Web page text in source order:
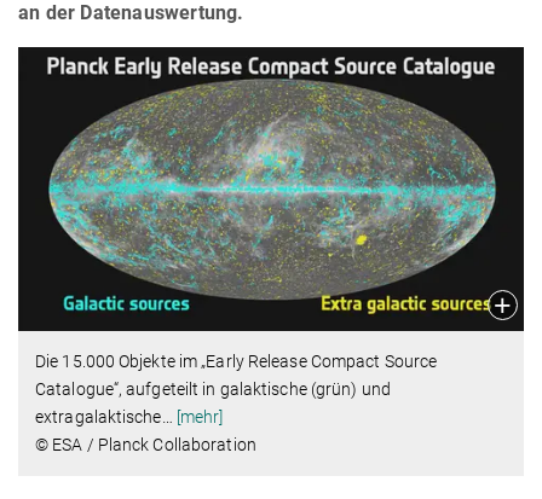
an der Datenauswertung.
Die 15.000 Objekte im „Early Release Compact Source
Catalogue“, aufgeteilt in galaktische (grün) und
extragalaktische… [mehr]
© ESA / Planck Collaboration